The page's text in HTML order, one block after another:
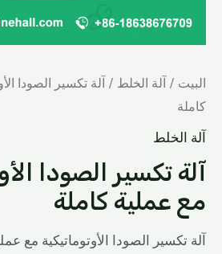
البيت / آلة الخلط / آلة تكسير الصودا
كاملة
آلة الخلط
آلة تكسير الصودا
مع عملية كاملة
آلة تكسير الصودا الأوتوماتيكية مع